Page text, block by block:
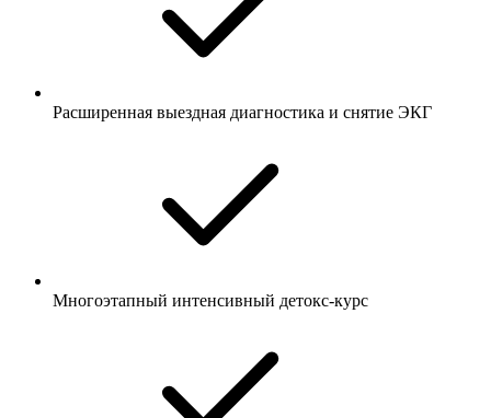
Расширенная выездная диагностика и снятие ЭКГ
Многоэтапный интенсивный детокс-курс